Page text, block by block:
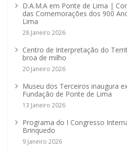
D.A.M.A em Ponte de Lima |
das Comemorações dos 900
Lima
28 Janeiro 2026
Centro de Interpretação do
broa de milho
20 Janeiro 2026
Museu dos Terceiros inaugura
Fundação de Ponte de Lima
13 Janeiro 2026
Programa do I Congresso
Brinquedo
9 Janeiro 2026